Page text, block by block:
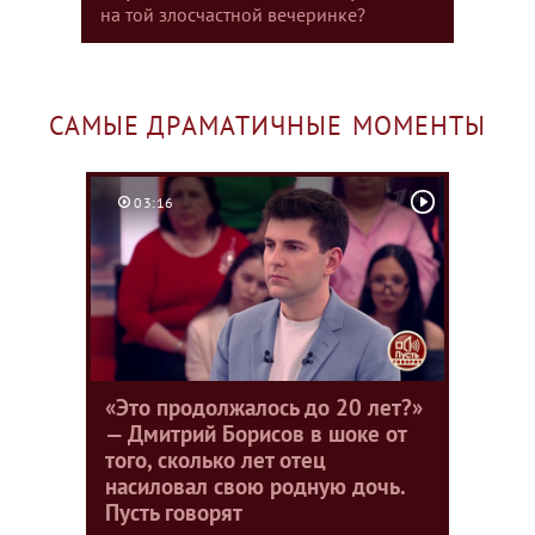
на той злосчастной вечеринке?
САМЫЕ ДРАМАТИЧНЫЕ МОМЕНТЫ
03:16
«Это продолжалось до 20 лет?»
— Дмитрий Борисов в шоке от
того, сколько лет отец
насиловал свою родную дочь.
Пусть говорят